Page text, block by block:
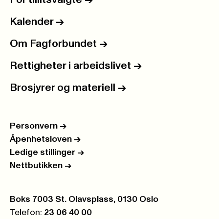
Kalender ->
Om Fagforbundet ->
Rettigheter i arbeidslivet ->
Brosjyrer og materiell ->
Personvern ->
Åpenhetsloven ->
Ledige stillinger ->
Nettbutikken ->
Postboks:
Boks 7003 St. Olavsplass, 0130 Oslo
Telefon: 23 06 40 00